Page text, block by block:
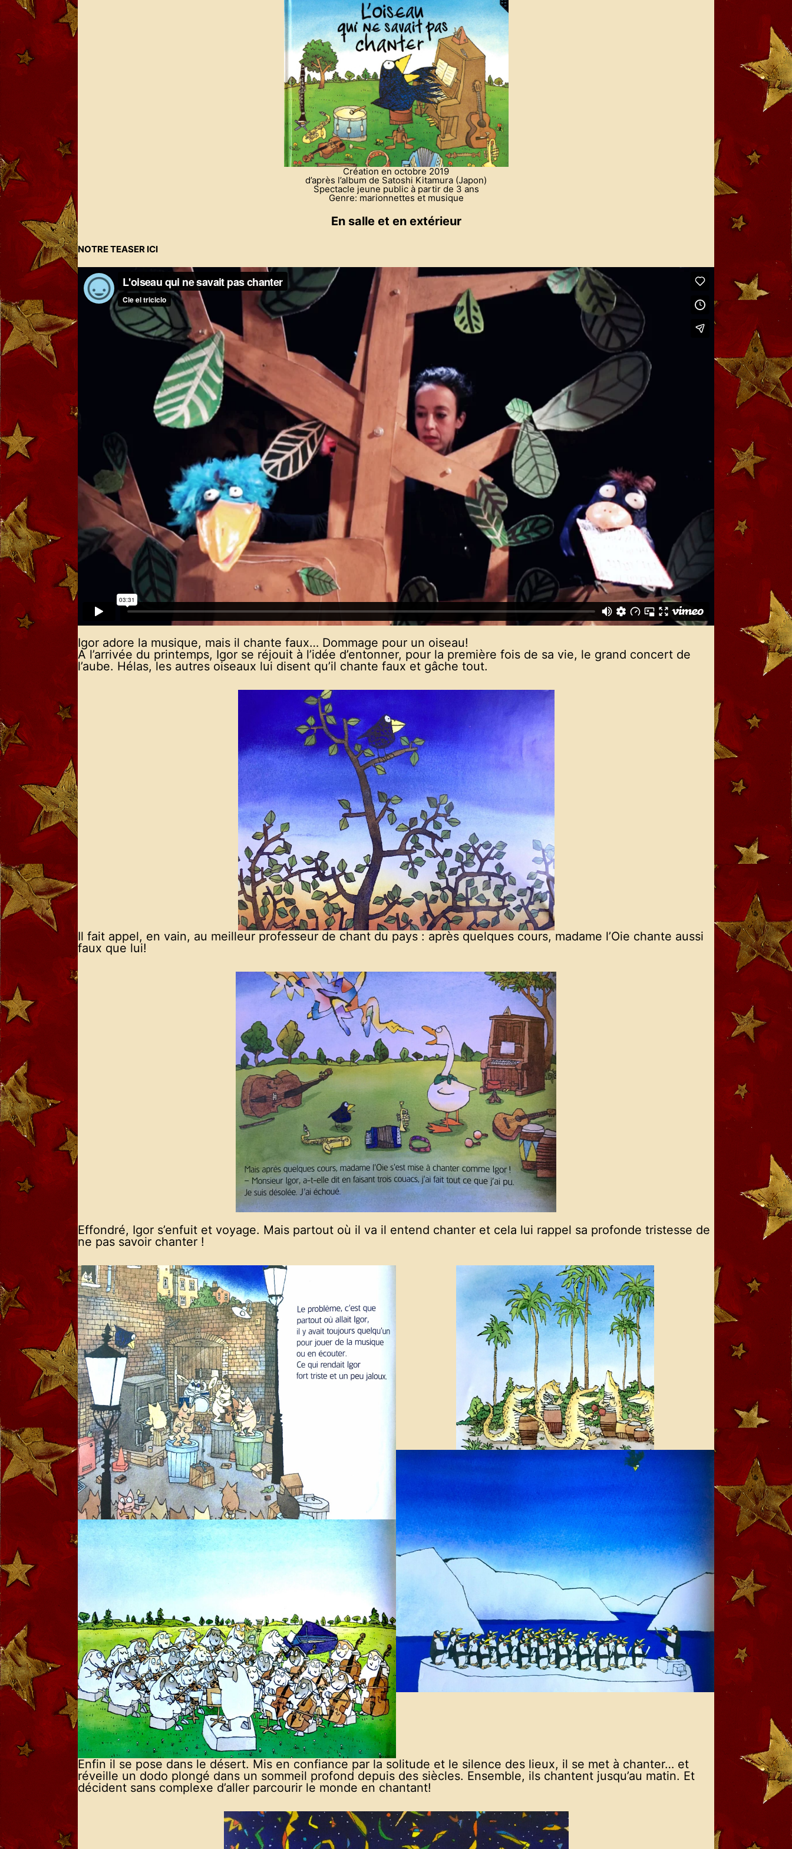
Création en octobre 2019
d’après l’album de Satoshi Kitamura (Japon)
Spectacle jeune public à partir de 3 ans
Genre: marionnettes et musique
En salle et en extérieur
NOTRE TEASER ICI
Igor adore la musique, mais il chante faux… Dommage pour un oiseau!
A l’arrivée du printemps, Igor se réjouit à l’idée d’entonner, pour la première fois de sa vie, le grand concert de
l’aube. Hélas, les autres oiseaux lui disent qu’il chante faux et gâche tout.
Il fait appel, en vain, au meilleur professeur de chant du pays : après quelques cours, madame l’Oie chante aussi
faux que lui!
Effondré, Igor s’enfuit et voyage. Mais partout où il va il entend chanter et cela lui rappel sa profonde tristesse de
ne pas savoir chanter !
Enfin il se pose dans le désert. Mis en confiance par la solitude et le silence des lieux, il se met à chanter… et
réveille un dodo plongé dans un sommeil profond depuis des siècles. Ensemble, ils chantent jusqu’au matin. Et
décident sans complexe d’aller parcourir le monde en chantant!